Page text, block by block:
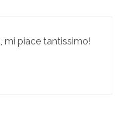
mi piace tantissimo!